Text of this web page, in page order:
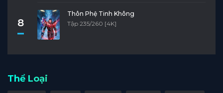
8
Thôn Phệ Tinh Không
Tập 235/260 [4K]
Thể Loại